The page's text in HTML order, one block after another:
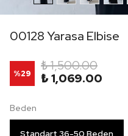
00128 Yarasa Elbise
%29
₺ 1,500.00
₺ 1,069.00
Beden
Standart 36-50 Beden